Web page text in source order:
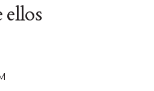
ellos